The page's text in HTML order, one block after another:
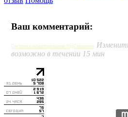
Ваш комментарий:
Система комментирования SigComments
возможно в течении 15 мин